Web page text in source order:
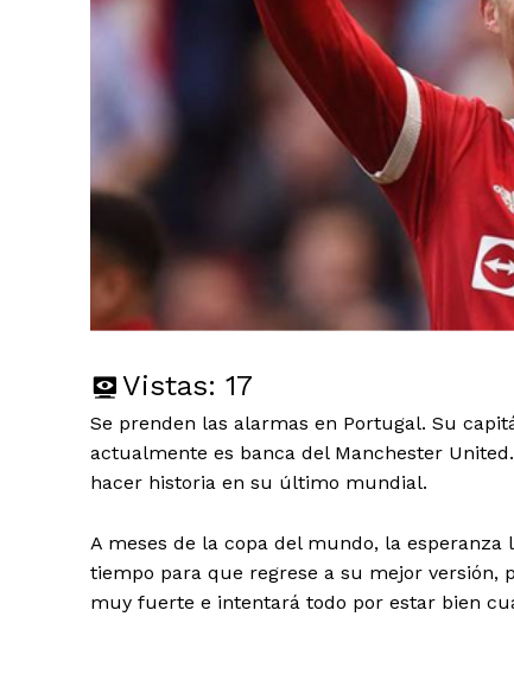
Vistas: 17
Se prenden las alarmas en Portugal. Su
actualmente es banca del Manchester
hacer historia en su último mundial.
A meses de la copa del mundo, la
tiempo para que regrese a su mejor versión,
muy fuerte e intentará todo por estar bien